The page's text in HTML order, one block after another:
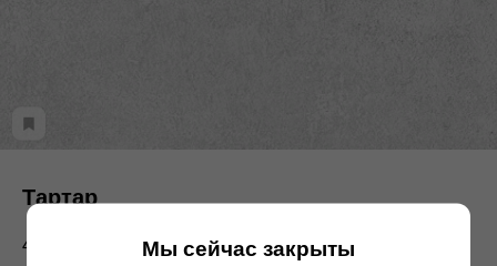
Тартар
49 Мы сейчас закрыты